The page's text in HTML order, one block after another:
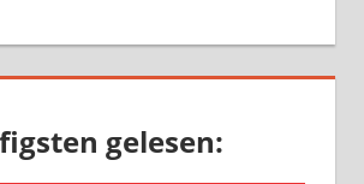
gelesen: